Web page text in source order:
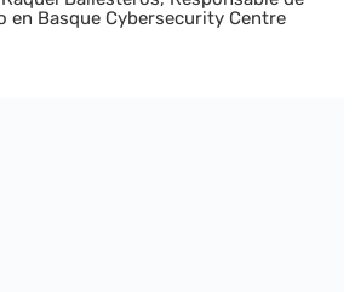
en Basque Cybersecurity Centre